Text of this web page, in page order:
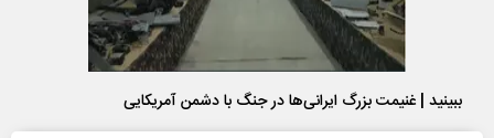
ببینید | غنیمت بزرگ ایرانی‌ها در جنگ با دشمن آمریکایی